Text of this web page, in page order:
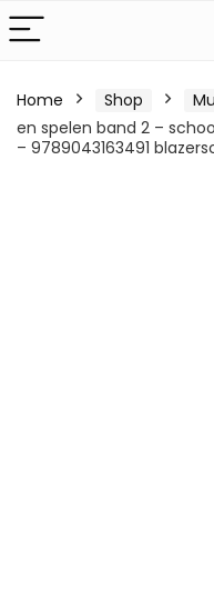
Home Shop
en spelen band 2 –
– 9789043163491